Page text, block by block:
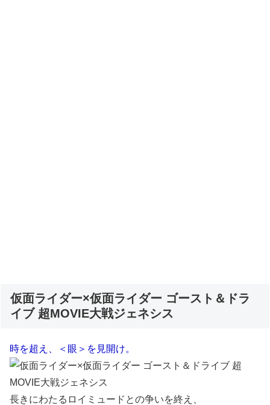
仮面ライダー×仮面ライダー ゴースト＆ドラ
イブ 超MOVIE大戦ジェネシス
時を超え、＜眼＞を見開け。
長きにわたるロイミュードとの争いを終え、